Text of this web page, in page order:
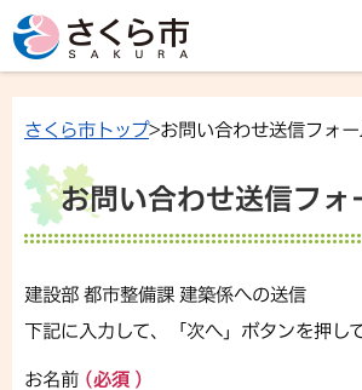
さくら市トップ>お問い合わせ送信フォー
お問い合わせ送信フォ
建設部 都市整備課 建築係への送信
下記に入力して、「次へ」ボタンを押し
お名前 (必須 )